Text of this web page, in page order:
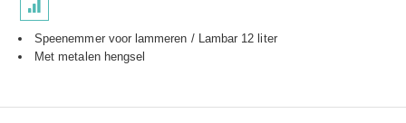
Speenemmer voor lammeren / Lambar 12 liter
Met metalen hengsel